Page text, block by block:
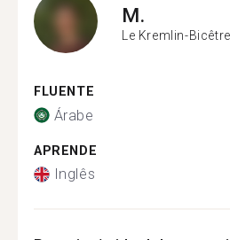
M.
Le Kremlin-Bicêtre
FLUENTE
Árabe
APRENDE
Inglês